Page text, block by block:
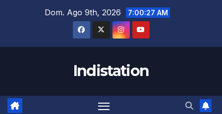
Dom. Ago 9th, 2026 7:00:28 AM
Indistation